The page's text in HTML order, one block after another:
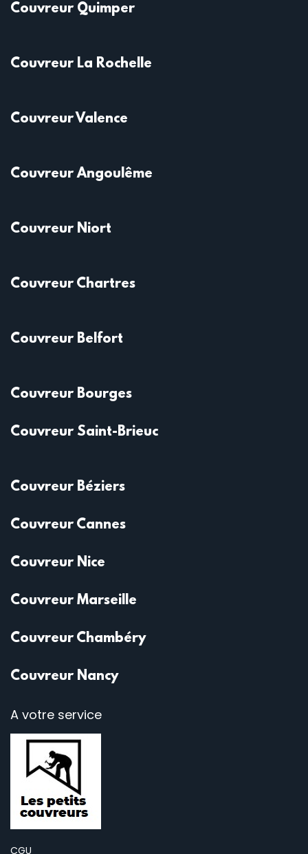
Couvreur Quimper
Couvreur La Rochelle
Couvreur Valence
Couvreur Angoulême
Couvreur Niort
Couvreur Chartres
Couvreur Belfort
Couvreur Bourges
Couvreur Saint-Brieuc
Couvreur Béziers
Couvreur Cannes
Couvreur Nice
Couvreur Marseille
Couvreur Chambéry
Couvreur Nancy
A votre service
CGU